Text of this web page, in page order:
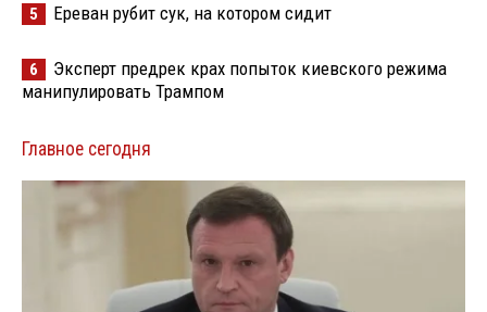
5 Ереван рубит сук, на котором сидит
6
Эксперт предрек крах попыток киевского режима
манипулировать Трампом
Главное сегодня